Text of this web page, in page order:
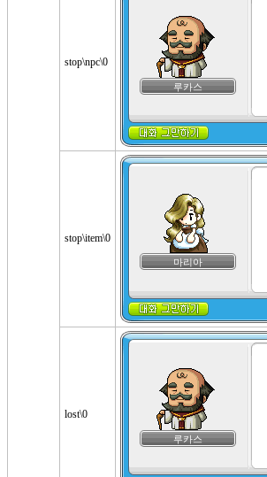
stop\npc\0
루카스
stop\item\0
마리아
lost\0
루카스